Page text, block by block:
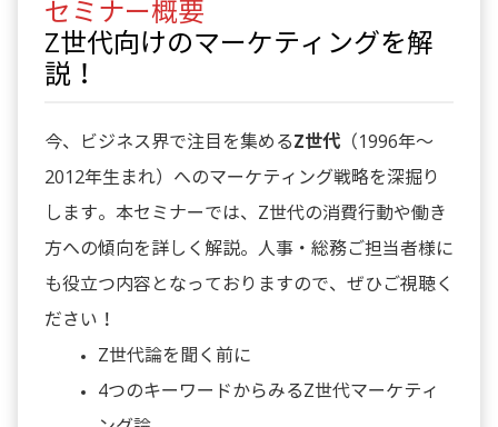
セミナー概要
Z世代向けのマーケティングを解
説！
今、ビジネス界で注目を集めるZ世代 （1996年～
2012年生まれ）へのマーケティング戦略を深掘り
します。本セミナーでは、Z世代の消費行動や働き
方への傾向を詳しく解説。人事・総務ご担当者様に
も役立つ内容となっておりますので、ぜひご視聴く
ださい！
Z世代論を聞く前に
4つのキーワードからみるZ世代マーケティ